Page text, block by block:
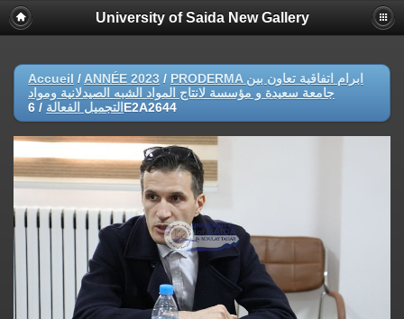
University of Saida New Gallery
Accueil / ANNÉE 2023 / PRODERMA ابرام اتفاقية تعاون بين
جامعة سعيدة و مؤسسة لانتاج المواد الشبه الصيدلانية ومواد
التجميل الفعالة / 6E2A2644